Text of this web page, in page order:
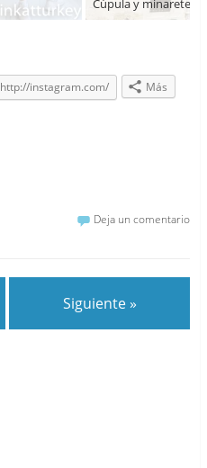
http://instagram.com/ Más
Deja un comentario
Siguiente »